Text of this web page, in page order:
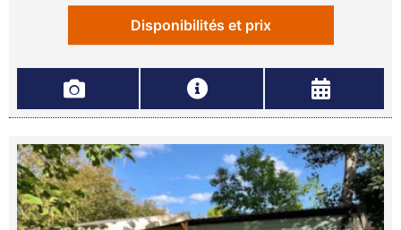
Disponibilités et prix